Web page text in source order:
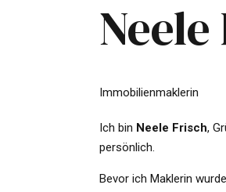
Immobilienmaklerin
Ich bin Neele Frisch,
persönlich.
Bevor ich Maklerin